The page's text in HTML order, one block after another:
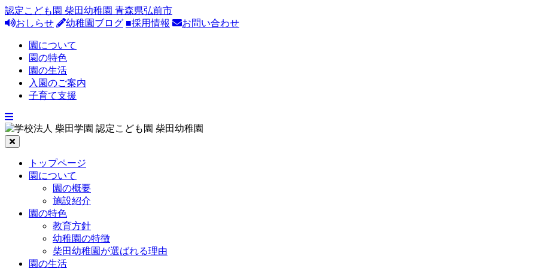
認定こども園 柴田幼稚園 青森県弘前市
おしらせ
幼稚園ブログ ■採用情報 お問い合わせ
園について
園の特色
園の生活
入園のご案内
子育て支援
トップページ
園について
園の概要
施設紹介
園の特色
教育方針
幼稚園の特徴
柴田幼稚園が選ばれる理由
園の生活